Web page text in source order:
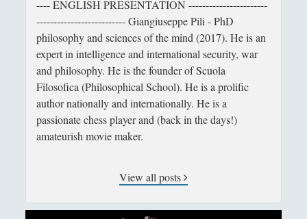
Venere in Cornice(44)
ARTICOLI PER AUTORE
Alberto Labellarte
Alessandro Giorgi
Alice Manzoni
---- ENGLISH PRESENTATION -----------------------
-------------------------- Giangiuseppe Pili - PhD
philosophy and sciences of the mind (2017). He is an
expert in intelligence and international security, war
and philosophy. He is the founder of Scuola
Filosofica (Philosophical School). He is a prolific
author nationally and internationally. He is a
passionate chess player and (back in the days!)
amateurish movie maker.
View all posts